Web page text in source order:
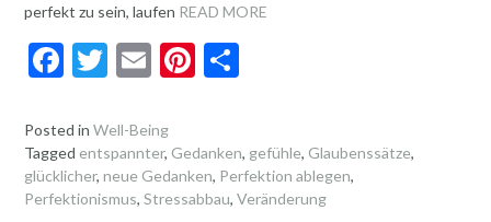
perfekt zu sein, laufen READ MORE
F
e
b
o
T
itt
er
E
ai
l
Pi
es
t
n
Posted in Well-Being
Tagged entspannter, Gedanken, gefühle, Glaubenssätze,
glücklicher, neue Gedanken, Perfektion ablegen,
Perfektionismus, Stressabbau, Veränderung